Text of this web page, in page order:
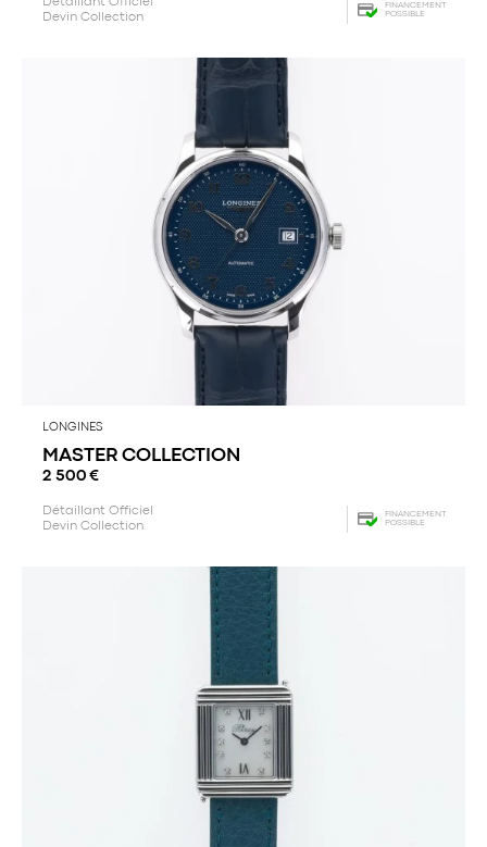
Détaillant Officiel
Devin Collection
FINANCEMENT
POSSIBLE
LONGINES
MASTER COLLECTION
2 500 €
Détaillant Officiel
Devin Collection
FINANCEMENT
POSSIBLE